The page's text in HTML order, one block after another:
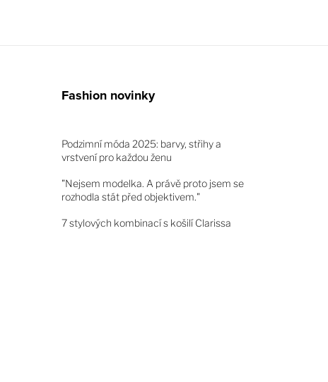
Fashion novinky
Podzimní móda 2025: barvy, střihy a
vrstvení pro každou ženu
"Nejsem modelka. A právě proto jsem se
rozhodla stát před objektivem."
7 stylových kombinací s košilí Clarissa